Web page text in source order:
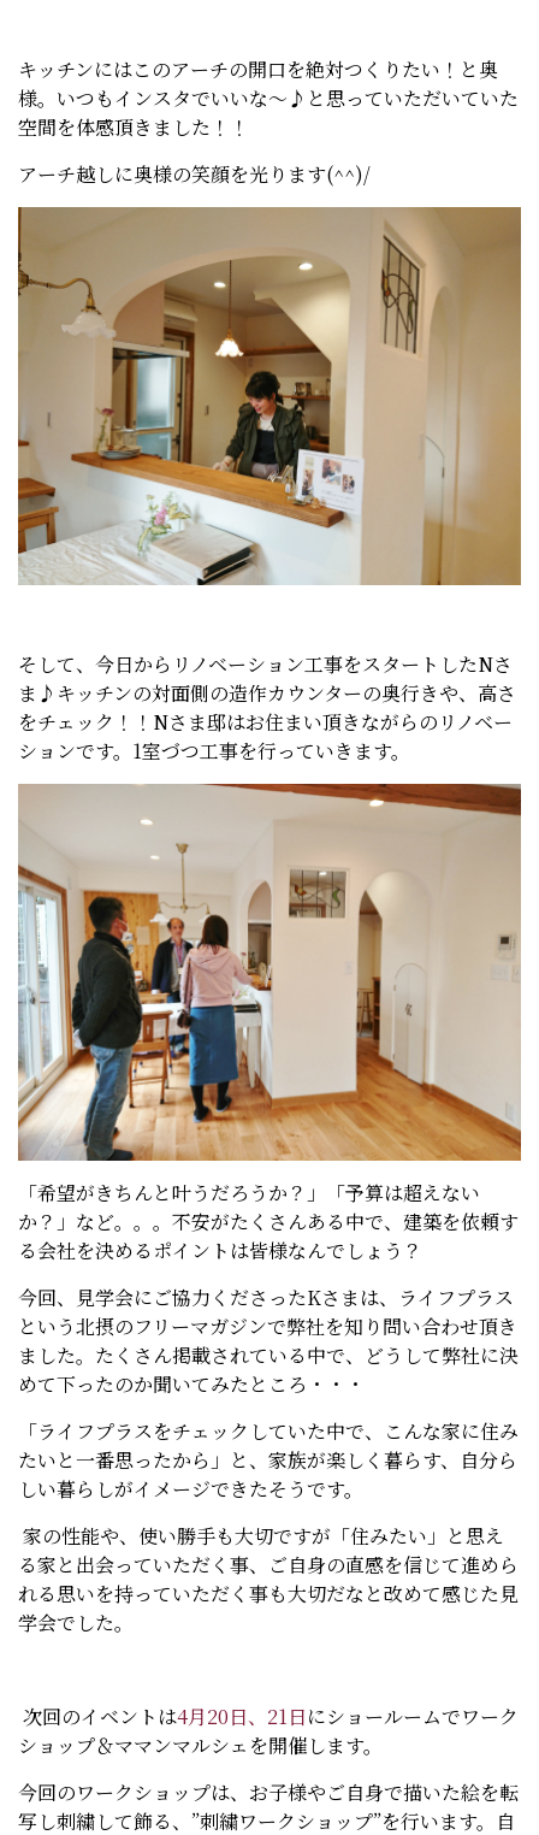
キッチンにはこのアーチの開口を絶対つくりたい！と奥
様。いつもインスタでいいな～♪と思っていただいていた
空間を体感頂きました！！
アーチ越しに奥様の笑顔を光ります(^^)/
そして、今日からリノベーション工事をスタートしたNさ
ま♪キッチンの対面側の造作カウンターの奥行きや、高さ
をチェック！！Nさま邸はお住まい頂きながらのリノベー
ションです。1室づつ工事を行っていきます。
「希望がきちんと叶うだろうか？」「予算は超えない
か？」など。。。不安がたくさんある中で、建築を依頼す
る会社を決めるポイントは皆様なんでしょう？
今回、見学会にご協力くださったKさまは、ライフプラス
という北摂のフリーマガジンで弊社を知り問い合わせ頂き
ました。たくさん掲載されている中で、どうして弊社に決
めて下ったのか聞いてみたところ・・・
「ライフプラスをチェックしていた中で、こんな家に住み
たいと一番思ったから」と、家族が楽しく暮らす、自分ら
しい暮らしがイメージできたそうです。
家の性能や、使い勝手も大切ですが「住みたい」と思え
る家と出会っていただく事、ご自身の直感を信じて進めら
れる思いを持っていただく事も大切だなと改めて感じた見
学会でした。
次回のイベントは4月20日、21日にショールームでワーク
ショップ＆ママンマルシェを開催します。
今回のワークショップは、お子様やご自身で描いた絵を転
写し刺繍して飾る、”刺繍ワークショップ”を行います。自